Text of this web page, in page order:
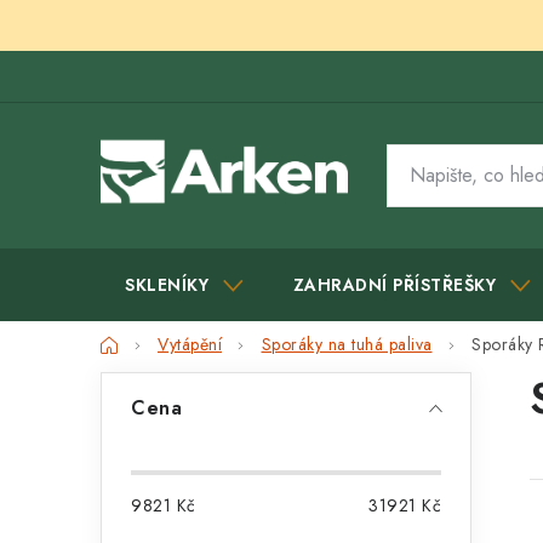
SKLENÍKY ZAHRADNÍ PŘÍSTŘEŠKY
DomůVytápění Sporáky na tuhá paliva Sporáky
Cena
9821 Kč 31921 Kč